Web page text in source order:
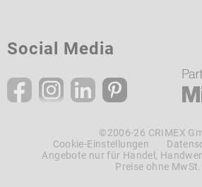
Social Media
©2006-26 CRIMEX
Angebote nur für Handel,
Preise ohne MwSt.
Cookie-Einstellungen